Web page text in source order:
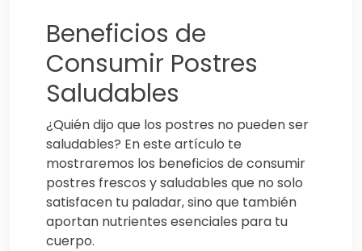
Beneficios de
Consumir Postres
Saludables
¿Quién dijo que los postres no pueden ser
saludables? En este artículo te
mostraremos los beneficios de consumir
postres frescos y saludables que no solo
satisfacen tu paladar, sino que también
aportan nutrientes esenciales para tu
cuerpo.